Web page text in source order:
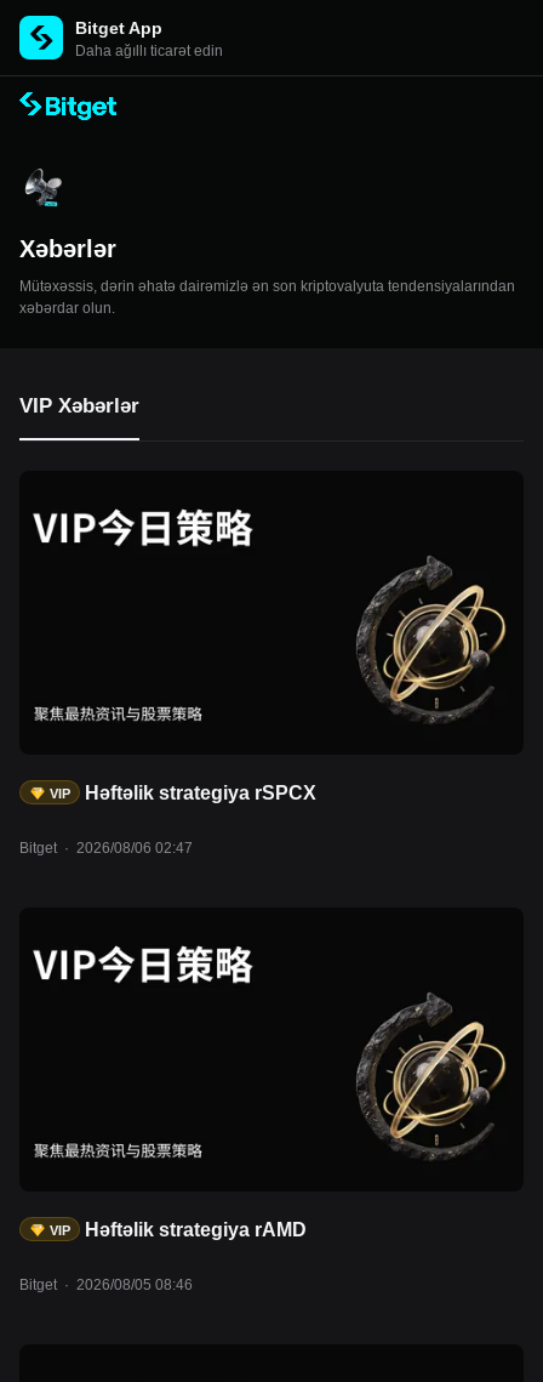
Bitget App
Daha ağıllı ticarət edin
Xəbərlər
Mütəxəssis, dərin əhatə dairəmizlə ən son kriptovalyuta tendensiyalarından
xəbərdar olun.
VIP Xəbərlər
VIP Həftəlik strategiya rSPCX
Bitget · 2026/08/06 02:47
VIP Həftəlik strategiya rAMD
Bitget · 2026/08/05 08:46